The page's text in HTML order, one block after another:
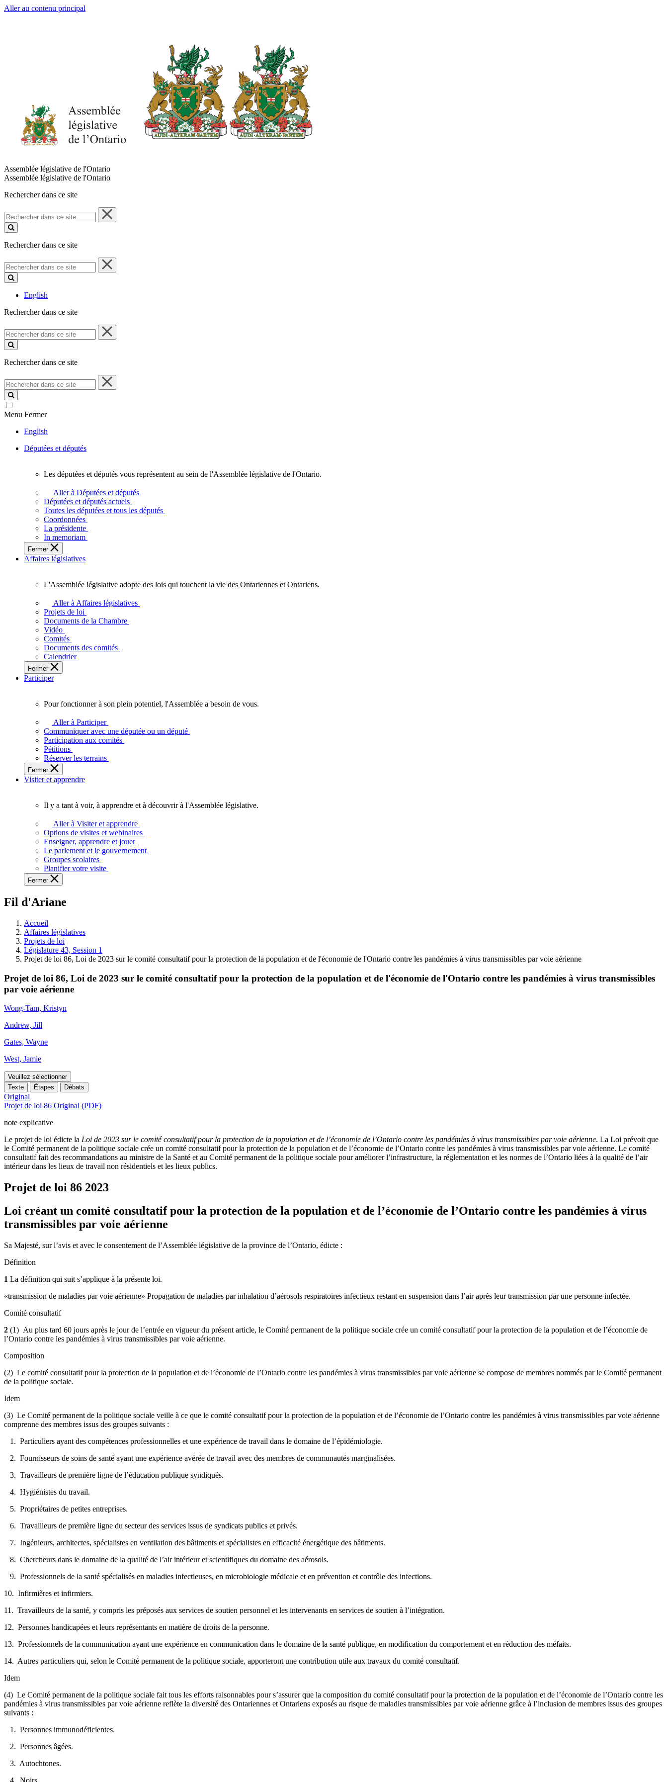
Aller au contenu principal
Assemblée législative de l'Ontario
Assemblée législative de l'Ontario
Rechercher dans ce site
Rechercher
dans
ce
Rechercher dans ce site
Rechercher
dans
ce
English
Rechercher dans ce site
Rechercher
dans
ce
Rechercher dans ce site
Rechercher
dans
ce
site
Menu Fermer
English
Députées et députés
députées
députés
vous
représentent
sein
de
l'Assemblée
l'Ontario.
Les députées et députés vous représentent au sein de l'Assemblée législative de l'Ontario.
Aller à Députées et députés
Députées et députés actuels
Toutes les députées et tous les députés
Coordonnées
La présidente
In memoriam
Fermer
Affaires législatives
législative
adopte
touchent
vie
des
Ontariennes
Ontariens.
L'Assemblée législative adopte des lois qui touchent la vie des Ontariennes et Ontariens.
Aller à Affaires législatives
Projets de loi
Documents de la Chambre
Vidéo
Comités
Documents des comités
Calendrier
Fermer
Participer
fonctionner
plein
potentiel,
l'Assemblée
a
besoin
Pour fonctionner à son plein potentiel, l'Assemblée a besoin de vous.
Aller à Participer
Communiquer avec une députée ou un député
Participation aux comités
Pétitions
Réserver les terrains
Fermer
Visiter et apprendre
voir,
apprendre
et
découvrir
l'Assemblée
législative.
Il y a tant à voir, à apprendre et à découvrir à l'Assemblée législative.
Aller à Visiter et apprendre
Options de visites et webinaires
Enseigner, apprendre et jouer
Le parlement et le gouvernement
Groupes scolaires
Planifier votre visite
Fermer
Fil d'Ariane
Accueil
Affaires législatives
Projets de loi
Législature 43, Session 1
Projet de loi 86, Loi de 2023 sur le comité consultatif pour la protection de la population et de l'économie de l'Ontario contre les pandémies à virus transmissibles par voie aérienne
Projet de loi 86, Loi de 2023 sur le comité consultatif pour la protection de la population et de l'économie de l'Ontario contre les pandémies à virus transmissibles
par voie aérienne
Wong-Tam, Kristyn
Andrew, Jill
Gates, Wayne
West, Jamie
Veuillez sélectionner
Texte
Étapes Débats
Original
Projet de loi 86 Original (PDF)
note explicative
Le projet de loi édicte la Loi de 2023 sur le comité consultatif pour la protection de la population et de l’économie de l’Ontario contre les pandémies à virus transmissibles par voie aérienne. La Loi prévoit que
le Comité permanent de la politique sociale crée un comité consultatif pour la protection de la population et de l’économie de l’Ontario contre les pandémies à virus transmissibles par voie aérienne. Le comité
consultatif fait des recommandations au ministre de la Santé et au Comité permanent de la politique sociale pour améliorer l’infrastructure, la réglementation et les normes de l’Ontario liées à la qualité de l’air
intérieur dans les lieux de travail non résidentiels et les lieux publics.
Projet de loi 86 2023
Loi créant un comité consultatif pour la protection de la population et de l’économie de l’Ontario contre les pandémies à virus
transmissibles par voie aérienne
Sa Majesté, sur l’avis et avec le consentement de l’Assemblée législative de la province de l’Ontario, édicte :
Définition
1 La définition qui suit s’applique à la présente loi.
«transmission de maladies par voie aérienne» Propagation de maladies par inhalation d’aérosols respiratoires infectieux restant en suspension dans l’air après leur transmission par une personne infectée.
Comité consultatif
2 (1) Au plus tard 60 jours après le jour de l’entrée en vigueur du présent article, le Comité permanent de la politique sociale crée un comité consultatif pour la protection de la population et de l’économie de
l’Ontario contre les pandémies à virus transmissibles par voie aérienne.
Composition
(2) Le comité consultatif pour la protection de la population et de l’économie de l’Ontario contre les pandémies à virus transmissibles par voie aérienne se compose de membres nommés par le Comité permanent
de la politique sociale.
Idem
(3) Le Comité permanent de la politique sociale veille à ce que le comité consultatif pour la protection de la population et de l’économie de l’Ontario contre les pandémies à virus transmissibles par voie aérienne
comprenne des membres issus des groupes suivants :
1. Particuliers ayant des compétences professionnelles et une expérience de travail dans le domaine de l’épidémiologie.
2. Fournisseurs de soins de santé ayant une expérience avérée de travail avec des membres de communautés marginalisées.
3. Travailleurs de première ligne de l’éducation publique syndiqués.
4. Hygiénistes du travail.
5. Propriétaires de petites entreprises.
6. Travailleurs de première ligne du secteur des services issus de syndicats publics et privés.
7. Ingénieurs, architectes, spécialistes en ventilation des bâtiments et spécialistes en efficacité énergétique des bâtiments.
8. Chercheurs dans le domaine de la qualité de l’air intérieur et scientifiques du domaine des aérosols.
9. Professionnels de la santé spécialisés en maladies infectieuses, en microbiologie médicale et en prévention et contrôle des infections.
10. Infirmières et infirmiers.
11. Travailleurs de la santé, y compris les préposés aux services de soutien personnel et les intervenants en services de soutien à l’intégration.
12. Personnes handicapées et leurs représentants en matière de droits de la personne.
13. Professionnels de la communication ayant une expérience en communication dans le domaine de la santé publique, en modification du comportement et en réduction des méfaits.
14. Autres particuliers qui, selon le Comité permanent de la politique sociale, apporteront une contribution utile aux travaux du comité consultatif.
Idem
(4) Le Comité permanent de la politique sociale fait tous les efforts raisonnables pour s’assurer que la composition du comité consultatif pour la protection de la population et de l’économie de l’Ontario contre les
pandémies à virus transmissibles par voie aérienne reflète la diversité des Ontariennes et Ontariens exposés au risque de maladies transmissibles par voie aérienne grâce à l’inclusion de membres issus des groupes
suivants :
1. Personnes immunodéficientes.
2. Personnes âgées.
3. Autochtones.
4. Noirs.